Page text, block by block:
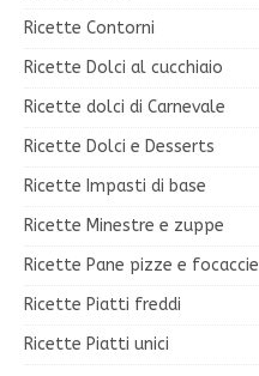
Ricette Contorni
Ricette Dolci al cucchiaio
Ricette dolci di Carnevale
Ricette Dolci e Desserts
Ricette Impasti di base
Ricette Minestre e zuppe
Ricette Pane pizze e focaccie
Ricette Piatti freddi
Ricette Piatti unici